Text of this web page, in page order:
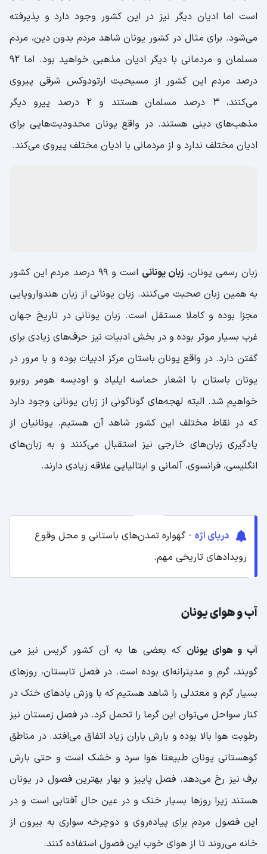
است اما ادیان دیگر نیز در این کشور وجود دارد و پذیرفته
می‌شود. برای مثال در کشور یونان شاهد مردم بدون دین، مردم
مسلمان و مردمانی با دیگر ادیان مذهبی خواهید بود. اما ۹۲
درصد مردم این کشور از مسیحیت ارتودوکس شرقی پیروی
می‌کنند، ۳ درصد مسلمان هستند و ۲ درصد پیرو دیگر
مذهب‌های دینی هستند. در واقع یونان محدودیت‌هایی برای
ادیان مختلف ندارد و از مردمانی با ادیان مختلف پیروی می‌کند.
زبان رسمی یونان، زبان یونانی
است و ۹۹ درصد مردم این کشور
به همین زبان صحبت می‌کنند. زبان یونانی از زبان هندواروپایی
مجزا بوده و کاملا مستقل است. زبان یونانی در تاریخ جهان
غرب بسیار موثر بوده و در بخش ادبیات نیز حرف‌های زیادی برای
گفتن دارد. در واقع یونان باستان مرکز ادبیات بوده و با مرور در
یونان باستان با اشعار حماسه ایلیاد و اودیسه هومر روبرو
خواهیم شد. البته لهجه‌های گوناگونی از زبان یونانی وجود دارد
که در نقاط مختلف این کشور شاهد آن هستیم. یونانیان از
یادگیری زبان‌های خارجی نیز استقبال می‌کنند و به زبان‌های
انگلیسی، فرانسوی، آلمانی و ایتالیایی علاقه زیادی دارند.
دریای اژه - گهواره تمدن‌های باستانی و محل وقوع
رویدادهای تاریخی مهم.
آب و هوای یونان
آب و هوای یونان که بعضی ها به آن کشور گریس نیز می
گویند، گرم و مدیترانه‌ای بوده است. در فصل تابستان، روزهای
بسیار گرم و معتدلی را شاهد هستیم که با وزش بادهای خنک در
کنار سواحل می‌توان این گرما را تحمل کرد. در فصل زمستان نیز
رطوبت هوا بالا بوده و بارش باران زیاد اتفاق می‌افتد. در مناطق
کوهستانی یونان طبیعتا هوا سرد و خشک است و حتی بارش
برف نیز رخ می‌دهد. فصل پاییز و بهار بهترین فصول در یونان
هستند زیرا روزها بسیار خنک و در عین حال آفتابی است و در
این فصول مردم برای پیاده‌روی و دوچرخه سواری به بیرون از
خانه می‌روند تا از هوای خوب این فصول استفاده کنند.